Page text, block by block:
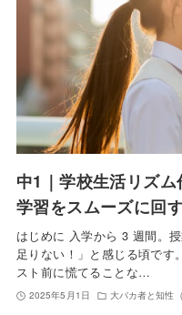
中1｜学校生活リズ
学習をスムーズに回
はじめに 入学から 3 週間。
足りない！」と感じる頃です
スト前に慌てることな…
2025年5月1日 大バカ者と知性